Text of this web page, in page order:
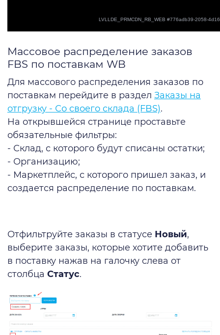
Массовое распределение заказов
FBS по поставкам WB
Для массового распределения заказов по
поставкам перейдите в раздел Заказы на
отгрузку - Со своего склада (FBS).
На открывшейся странице проставьте
обязательные фильтры:
- Склад, с которого будут списаны остатки;
- Организацию;
- Маркетплейс, с которого пришел заказ, и
создается распределение по поставкам.
Отфильтруйте заказы в статусе Новый,
выберите заказы, которые хотите добавить
в поставку нажав на галочку слева от
столбца Статус.